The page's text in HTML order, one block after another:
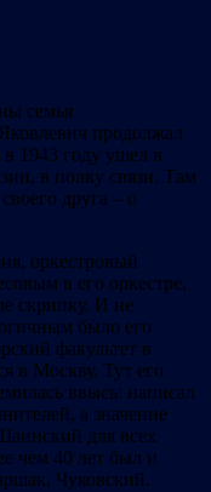
семья
продолжал
в 1943 году ушел в
в полку связи. Там
друга – о
оркестровый
в его оркестре,
скрипку. И не
было его
факультет в
в Москву. Тут его
ввысь: написал
а значение
для всех
чем 40 лет был и
Чуковский.